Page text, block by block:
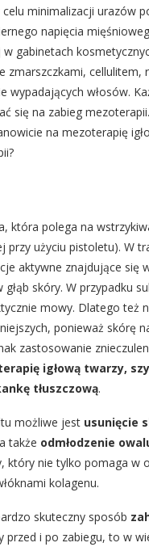
minimalizacji urazów
napięcia
gabinetach
zmarszczkami,
wypadających włosów.
się na zabieg
na mezoterapię
która polega na
przy użyciu pistoletu). W
aktywne znajdujące się
skóry. W przypadku
mowy. Dlatego też
ponieważ skórę
zastosowanie
igłową twarzy,
tłuszczową.
możliwe jest usunięcie
także odmłodzenie
który nie tylko pomaga w
kolagenu.
skuteczny sposób
przed i po zabiegu, to w